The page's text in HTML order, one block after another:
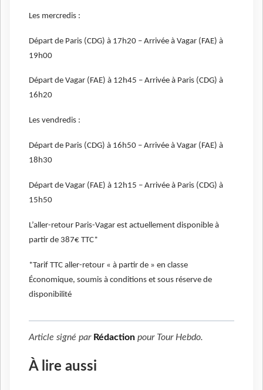
Les mercredis :
Départ de Paris (CDG) à 17h20 – Arrivée à Vagar (FAE) à
19h00
Départ de Vagar (FAE) à 12h45 – Arrivée à Paris (CDG) à
16h20
Les vendredis :
Départ de Paris (CDG) à 16h50 – Arrivée à Vagar (FAE) à
18h30
Départ de Vagar (FAE) à 12h15 – Arrivée à Paris (CDG) à
15h50
L’aller-retour Paris-Vagar est actuellement disponible à
partir de 387€ TTC*
*Tarif TTC aller-retour « à partir de » en classe
Économique, soumis à conditions et sous réserve de
disponibilité
Article signé par Rédaction pour Tour Hebdo.
À lire aussi